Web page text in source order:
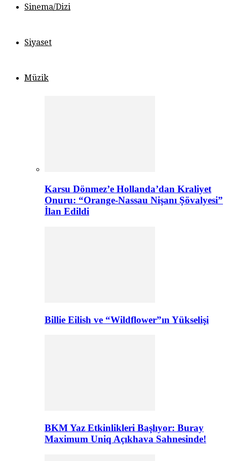
Sinema/Dizi
Siyaset
Müzik
Karsu Dönmez’e Hollanda’dan Kraliyet
Onuru: “Orange-Nassau Nişanı Şövalyesi”
İlan Edildi
Billie Eilish ve “Wildflower”ın Yükselişi
BKM Yaz Etkinlikleri Başlıyor: Buray
Maximum Uniq Açıkhava Sahnesinde!